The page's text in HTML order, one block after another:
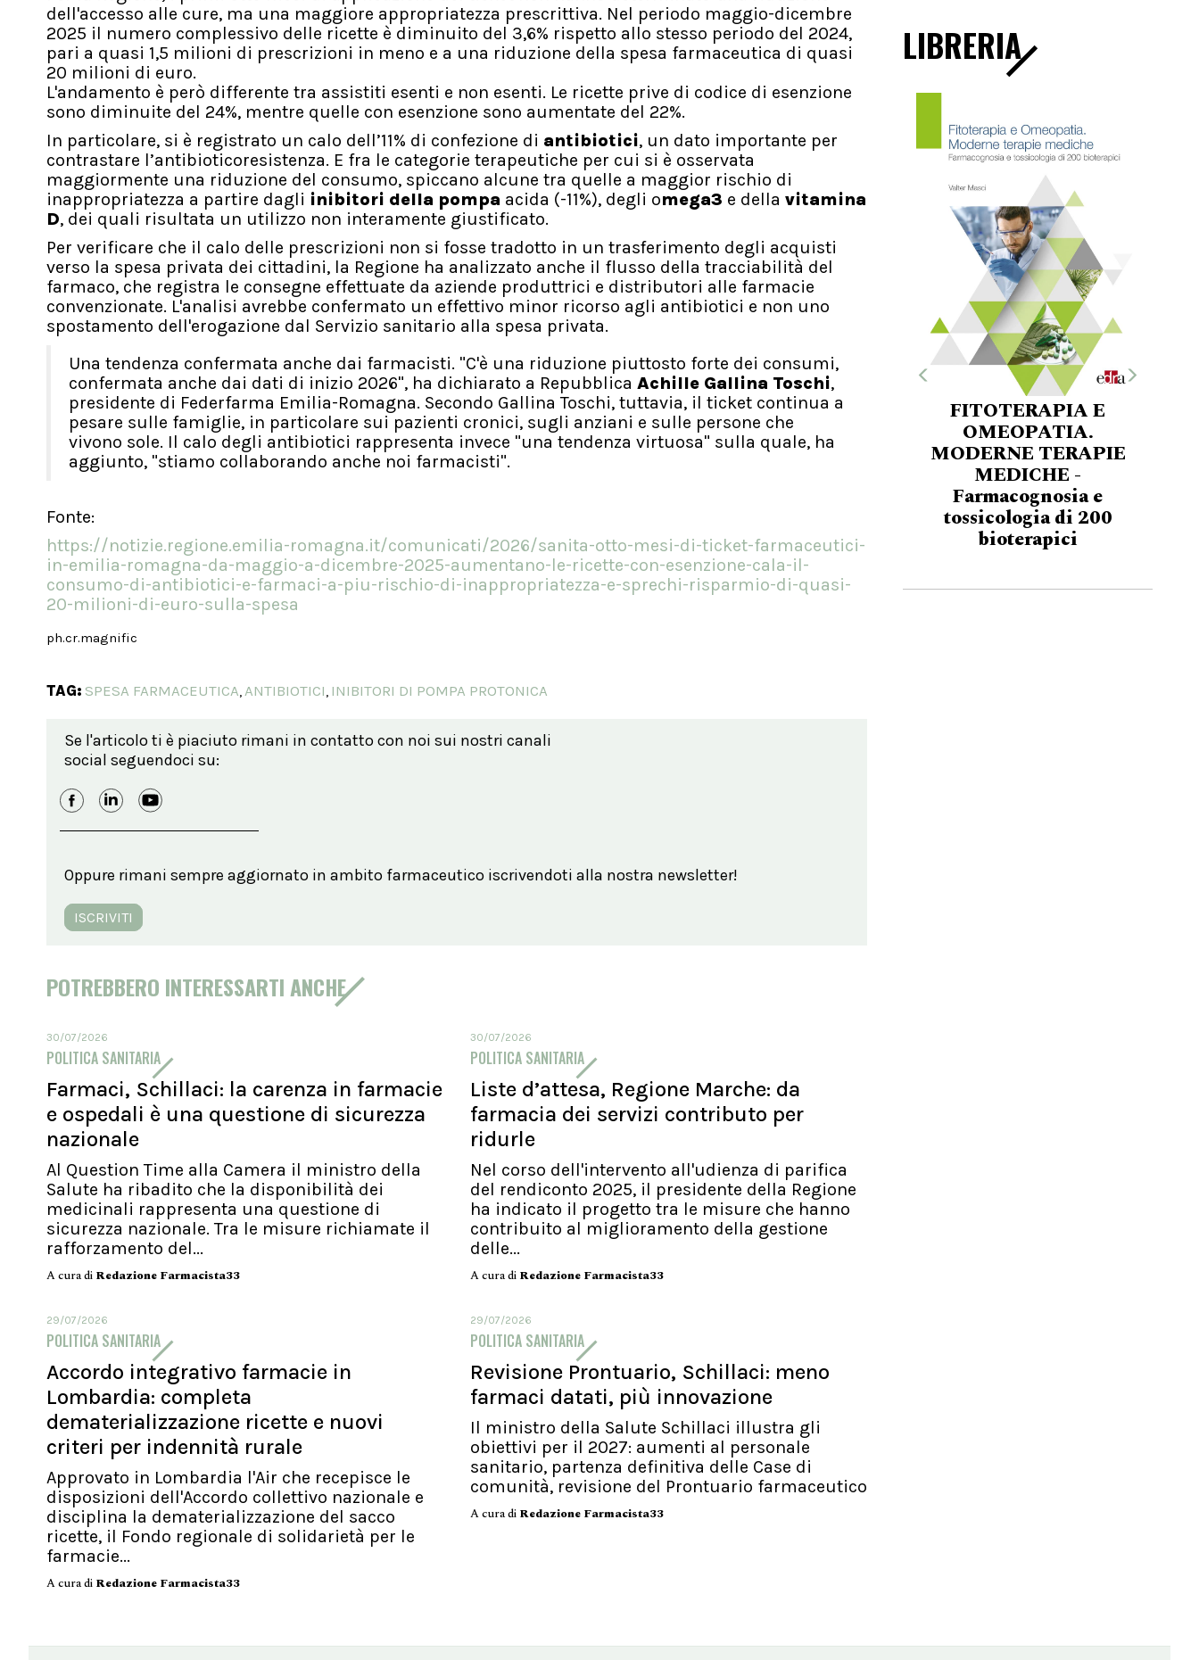
dell'accesso alle cure, ma una maggiore appropriatezza prescrittiva. Nel periodo maggio-dicembre
2025 il numero complessivo delle ricette è diminuito del 3,6% rispetto allo stesso periodo del 2024,
pari a quasi 1,5 milioni di prescrizioni in meno e a una riduzione della spesa farmaceutica di quasi
20 milioni di euro.
L'andamento è però differente tra assistiti esenti e non esenti. Le ricette prive di codice di esenzione
sono diminuite del 24%, mentre quelle con esenzione sono aumentate del 22%.
In particolare, si è registrato un calo dell’11% di confezione di antibiotici, un dato importante per
contrastare l’antibioticoresistenza. E fra le categorie terapeutiche per cui si è osservata
maggiormente una riduzione del consumo, spiccano alcune tra quelle a maggior rischio di
inappropriatezza a partire dagli inibitori della pompa acida (-11%), degli omega3 e della vitamina
D, dei quali risultata un utilizzo non interamente giustificato.
Per verificare che il calo delle prescrizioni non si fosse tradotto in un trasferimento degli acquisti
verso la spesa privata dei cittadini, la Regione ha analizzato anche il flusso della tracciabilità del
farmaco, che registra le consegne effettuate da aziende produttrici e distributori alle farmacie
convenzionate. L'analisi avrebbe confermato un effettivo minor ricorso agli antibiotici e non uno
spostamento dell'erogazione dal Servizio sanitario alla spesa privata.
Una tendenza confermata anche dai farmacisti. "C'è una riduzione piuttosto forte dei consumi,
confermata anche dai dati di inizio 2026", ha dichiarato a Repubblica Achille Gallina Toschi,
presidente di Federfarma Emilia-Romagna. Secondo Gallina Toschi, tuttavia, il ticket continua a
pesare sulle famiglie, in particolare sui pazienti cronici, sugli anziani e sulle persone che
vivono sole. Il calo degli antibiotici rappresenta invece "una tendenza virtuosa" sulla quale, ha
aggiunto, "stiamo collaborando anche noi farmacisti".
Fonte:
https://notizie.regione.emilia-romagna.it/comunicati/2026/sanita-otto-mesi-di-ticket-farmaceutici-
in-emilia-romagna-da-maggio-a-dicembre-2025-aumentano-le-ricette-con-esenzione-cala-il-
consumo-di-antibiotici-e-farmaci-a-piu-rischio-di-inappropriatezza-e-sprechi-risparmio-di-quasi-
20-milioni-di-euro-sulla-spesa
ph.cr.magnific
TAG: SPESA FARMACEUTICA,ANTIBIOTICI, INIBITORI DI POMPA PROTONICA
Se l'articolo ti è piaciuto rimani in contatto con noi sui nostri canali
social seguendoci su:
Oppure rimani sempre aggiornato in ambito farmaceutico iscrivendoti alla nostra newsletter!
ISCRIVITI
POTREBBERO INTERESSARTI ANCHE
30/07/2026
POLITICA SANITARIA
Farmaci, Schillaci: la carenza in farmacie
e ospedali è una questione di sicurezza
nazionale
Al Question Time alla Camera il ministro della
Salute ha ribadito che la disponibilità dei
medicinali rappresenta una questione di
sicurezza nazionale. Tra le misure richiamate il
rafforzamento del...
A cura di Redazione Farmacista33
30/07/2026
POLITICA SANITARIA
Liste d’attesa, Regione Marche: da
farmacia dei servizi contributo per
ridurle
Nel corso dell'intervento all'udienza di parifica
del rendiconto 2025, il presidente della Regione
ha indicato il progetto tra le misure che hanno
contribuito al miglioramento della gestione
delle...
A cura di Redazione Farmacista33
29/07/2026
POLITICA SANITARIA
Accordo integrativo farmacie in
Lombardia: completa
dematerializzazione ricette e nuovi
criteri per indennità rurale
Approvato in Lombardia l'Air che recepisce le
disposizioni dell'Accordo collettivo nazionale e
disciplina la dematerializzazione del sacco
ricette, il Fondo regionale di solidarietà per le
farmacie...
A cura di Redazione Farmacista33
29/07/2026
POLITICA SANITARIA
Revisione Prontuario, Schillaci: meno
farmaci datati, più innovazione
Il ministro della Salute Schillaci illustra gli
obiettivi per il 2027: aumenti al personale
sanitario, partenza definitiva delle Case di
comunità, revisione del Prontuario farmaceutico
A cura di Redazione Farmacista33
LIBRERIA
FITOTERAPIA E
OMEOPATIA.
MODERNE TERAPIE
MEDICHE -
Farmacognosia e
tossicologia di 200
bioterapici